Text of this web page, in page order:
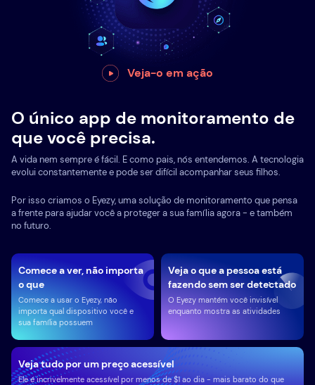
Veja-o em ação
O único app de monitoramento de
que você precisa.
A vida nem sempre é fácil. E como pais, nós entendemos. A tecnologia
evolui constantemente e pode ser difícil acompanhar seus filhos.
Por isso criamos o Eyezy, uma solução de monitoramento que pensa
a frente para ajudar você a proteger a sua família agora - e também
no futuro.
Comece a ver, não importa
o que
Comece a usar o Eyezy, não
importa qual dispositivo você e
sua família possuem
Veja o que a pessoa está
fazendo sem ser detectado
O Eyezy mantém você invisível
enquanto mostra as atividades
Veja tudo por um preço acessível
Ele é incrivelmente acessível por menos de $1 ao dia - mais barato do que